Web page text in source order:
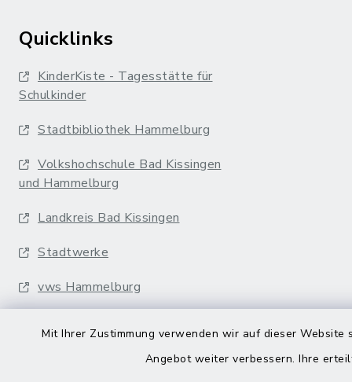
Mit Ihrer Zustimmung verwenden wir auf dieser
Angebot weiter verbessern. Ihre
Quicklinks
KinderKiste - Tagesstätte für
Schulkinder
Stadtbibliothek Hammelburg
Volkshochschule Bad Kissingen
und Hammelburg
Landkreis Bad Kissingen
Stadtwerke
vws Hammelburg